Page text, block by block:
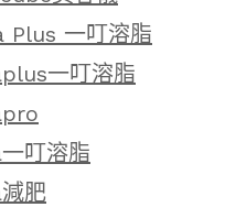
Plus 一叮溶脂
一叮溶脂
叮溶脂
肥